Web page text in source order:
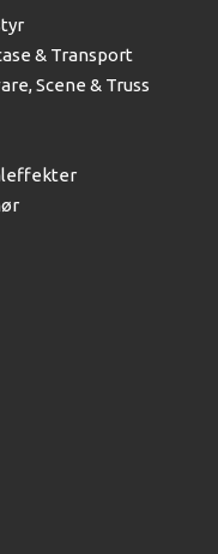
& Transport
Scene & Truss